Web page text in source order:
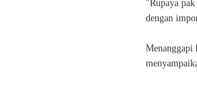
"Rupaya
dengan
Menanggapi